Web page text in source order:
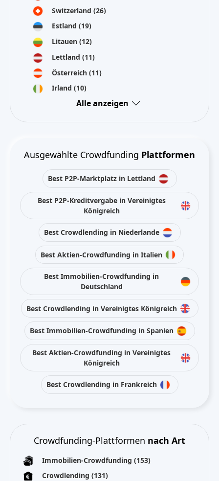
Switzerland (26)
Estland (19)
Litauen (12)
Lettland (11)
Österreich (11)
Irland (10)
Alle anzeigen
Ausgewählte Crowdfunding Plattformen
Best P2P-Marktplatz in Lettland
Best P2P-Kreditvergabe in Vereinigtes
Königreich
Best Crowdlending in Niederlande
Best Aktien-Crowdfunding in Italien
Best Immobilien-Crowdfunding in
Deutschland
Best Crowdlending in Vereinigtes Königreich
Best Immobilien-Crowdfunding in Spanien
Best Aktien-Crowdfunding in Vereinigtes
Königreich
Best Crowdlending in Frankreich
Crowdfunding-Plattformen nach Art
Immobilien-Crowdfunding (153)
Crowdlending (131)